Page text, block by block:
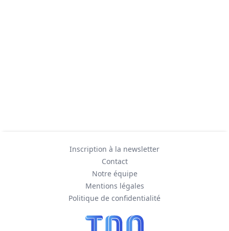
Inscription à la newsletter
Contact
Notre équipe
Mentions légales
Politique de confidentialité